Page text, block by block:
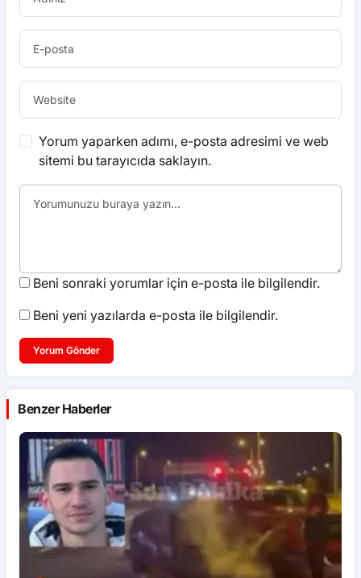
Yorum yaparken adımı, e-posta adresimi ve web
sitemi bu tarayıcıda saklayın.
Beni sonraki yorumlar için e-posta ile bilgilendir.
Beni yeni yazılarda e-posta ile bilgilendir.
Yorum Gönder
Benzer Haberler